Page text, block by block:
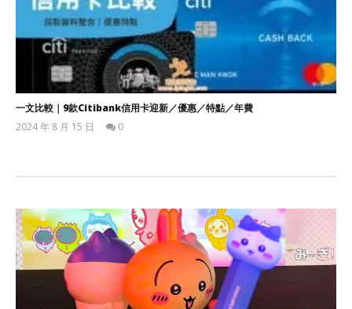
一文比較｜9款Citibank信用卡迎新／優惠／特點／年費
2024 年 8 月 15 日
愛
0